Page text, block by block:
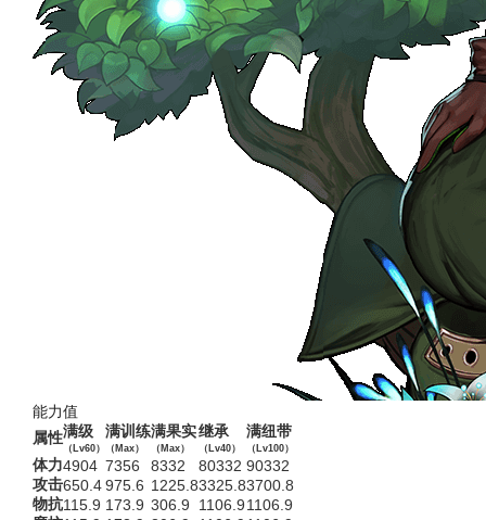
能力值
属性满级
（Lv60）
满训练
（Max）
满果实
（Max）
继承
（Lv40）
满纽带
（Lv100）
体力4904 7356 8332 80332 90332
攻击650.4975.6 1225.83325.83700.8
物抗115.9 173.9 306.9 1106.91106.9